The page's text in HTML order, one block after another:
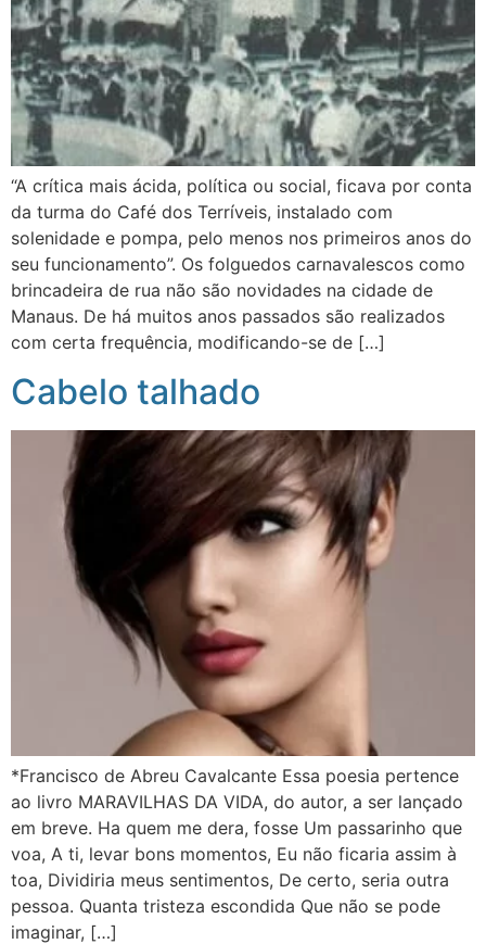
“A crítica mais ácida, política ou social, ficava por conta
da turma do Café dos Terríveis, instalado com
solenidade e pompa, pelo menos nos primeiros anos do
seu funcionamento”. Os folguedos carnavalescos como
brincadeira de rua não são novidades na cidade de
Manaus. De há muitos anos passados são realizados
com certa frequência, modificando-se de […]
Cabelo talhado
*Francisco de Abreu Cavalcante Essa poesia pertence
ao livro MARAVILHAS DA VIDA, do autor, a ser lançado
em breve. Ha quem me dera, fosse Um passarinho que
voa, A ti, levar bons momentos, Eu não ficaria assim à
toa, Dividiria meus sentimentos, De certo, seria outra
pessoa. Quanta tristeza escondida Que não se pode
imaginar, […]